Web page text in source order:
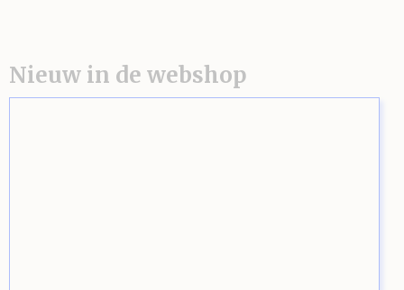
Nieuw in de webshop